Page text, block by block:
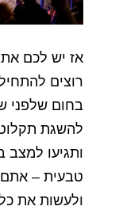
אז יש לכם
רוצים
בחום שלפני
להשגת
ותגיעו
טבעית – אתם
ולעשות את